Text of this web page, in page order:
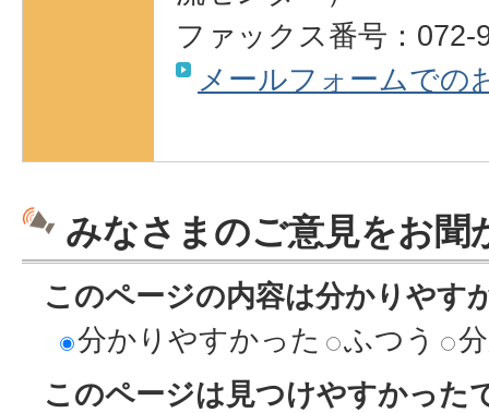
ファックス番号：072-
メールフォームでの
みなさまのご意見をお聞
このページの内容は分かりやす
分かりやすかった
ふつう
このページは見つけやすかった